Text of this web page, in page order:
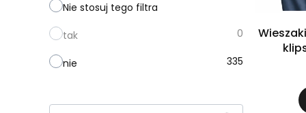
Nie stosuj tego filtra
tak 0
nie 335